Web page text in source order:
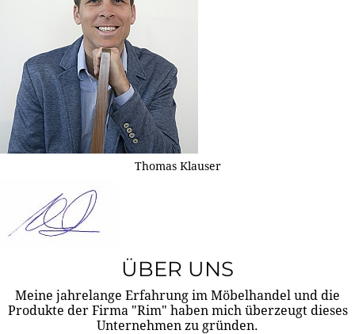
Thomas Klauser
ÜBER UNS
Meine jahrelange Erfahrung im Möbelhandel und die
Produkte der Firma "Rim" haben mich überzeugt dieses
Unternehmen zu gründen.